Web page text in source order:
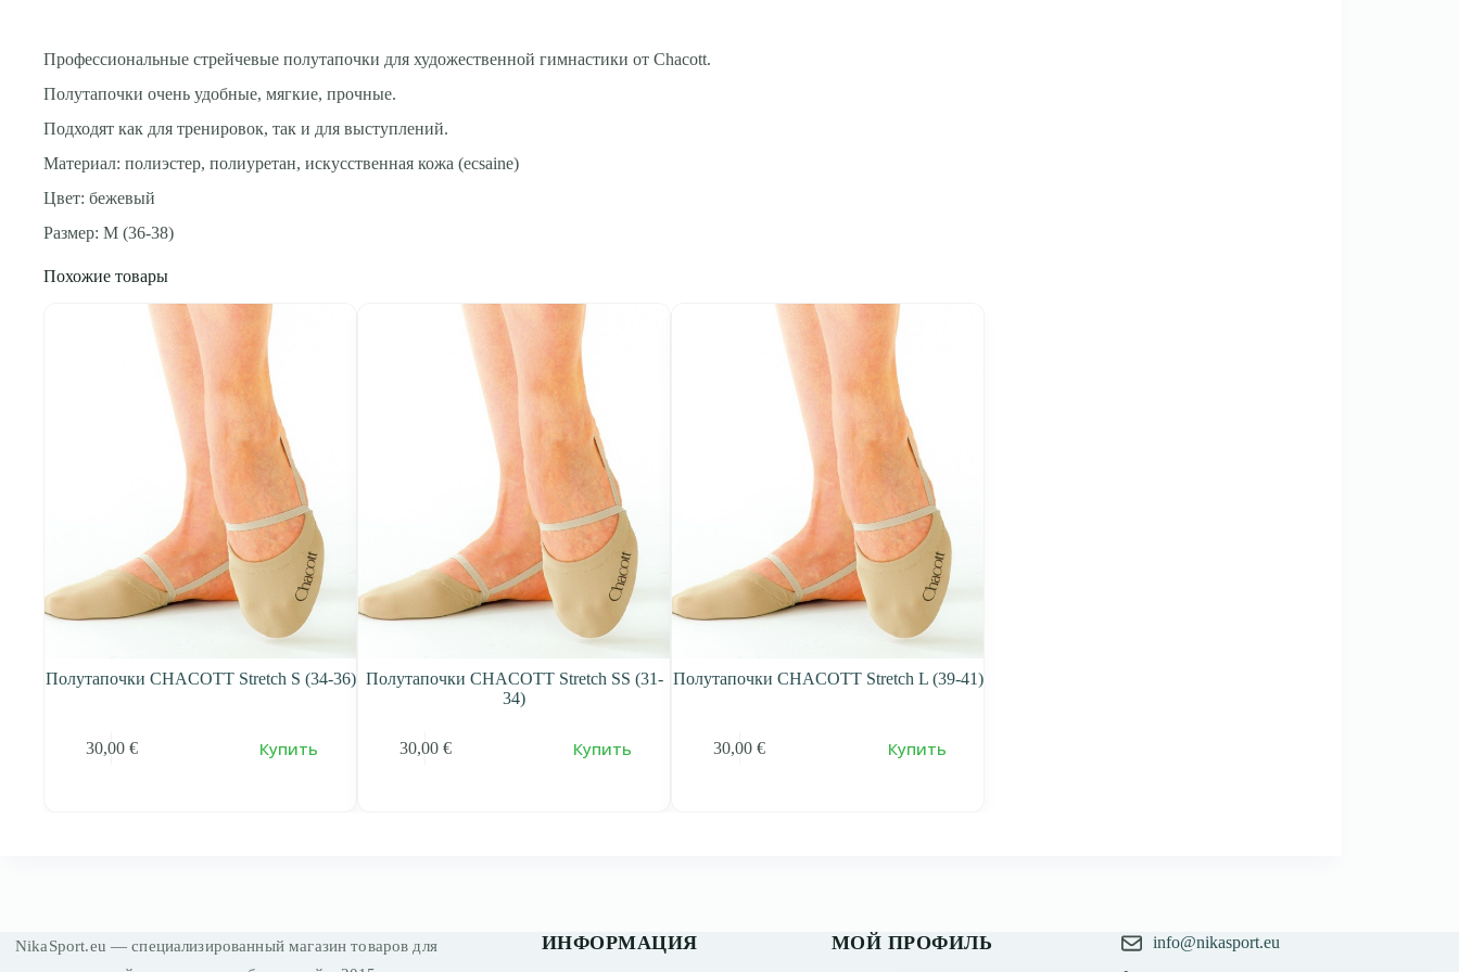
Профессиональные стрейчевые полутапочки для художественной гимнастики от Chacott.
Полутапочки очень удобные, мягкие, прочные.
Подходят как для тренировок, так и для выступлений.
Материал: полиэстер, полиуретан, искусственная кожа (ecsaine)
Цвет: бежевый
Размер: M (36-38)
Похожие товары
Полутапочки CHACOTT Stretch S (34-36)
30,00 € Купить
Полутапочки CHACOTT Stretch SS (31-
34)
30,00 € Купить
Полутапочки CHACOTT Stretch L (39-41)
30,00 € Купить
NikaSport.eu — специализированный магазин товаров для
ИНФОРМАЦИЯ МОЙ ПРОФИЛЬ info@nikasport.eu